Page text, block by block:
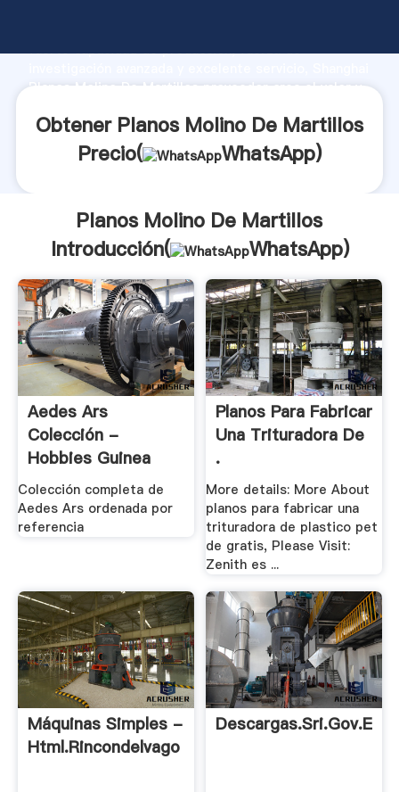
fuerte capacidad de producción, fuerza de
Planos Molino De Martillos proveedor crea el valor y
Obtener Planos Molino De Martillos
Precio(
WhatsApp)
Planos Molino De Martillos
Introducción(
WhatsApp)
Aedes Ars
Colección -
Hobbies Guinea
Colección completa de
Aedes Ars ordenada por
referencia
Planos Para Fabricar
Una Trituradora De
.
More details: More About
planos para fabricar una
trituradora de plastico pet
de gratis, Please Visit:
Zenith es ...
Máquinas Simples -
Html.rincondelvago
Descargas.sri.gov.ec